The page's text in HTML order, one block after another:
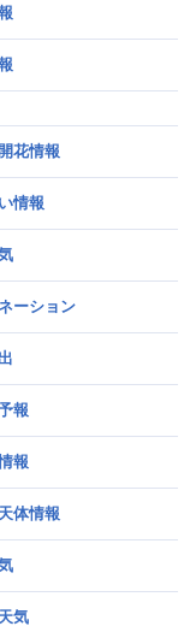
花情報
情報
ーション
報
報
体情報
気